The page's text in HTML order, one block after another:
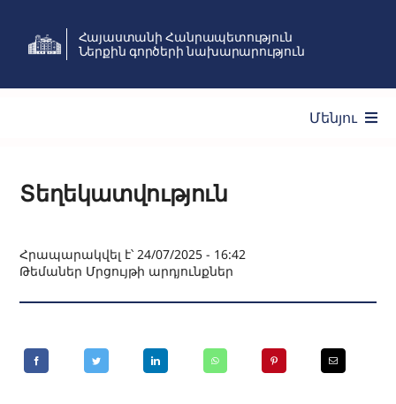
Հայաստանի Հանրապետություն
Ներքին գործերի նախարարություն
Մենյու
Նորություններ
Տեղեկատվություն
Հրապարակվել է՝ 24/07/2025 - 16:42
Թեմաներ Մրցույթի արդյունքներ